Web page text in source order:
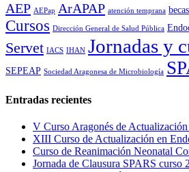
AEP AEPap ArAPAP atención temprana
Cursos Dirección General de Salud Pública
Servet IACS IHAN Jornadas y
SEPEAP Sociedad Aragonesa de Microbiología
Entradas recientes
V Curso Aragonés de
XIII Curso de Actualización en
Curso de Reanimación Neonatal
Jornada de Clausura SPARS curso